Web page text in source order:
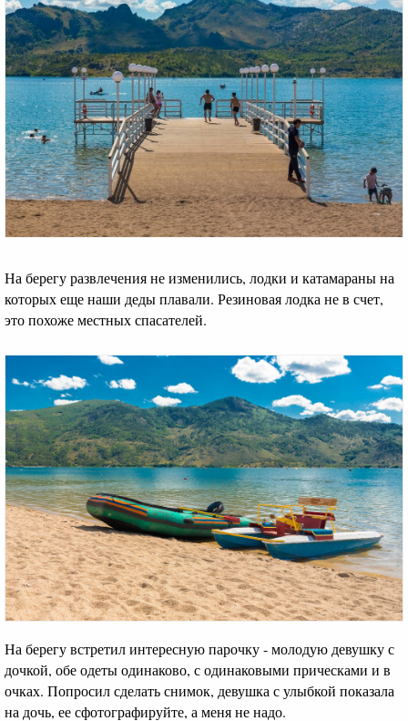
На берегу развлечения не изменились, лодки и катамараны на
которых еще наши деды плавали. Резиновая лодка не в счет,
это похоже местных спасателей.
На берегу встретил интересную парочку - молодую девушку с
дочкой, обе одеты одинаково, с одинаковыми прическами и в
очках. Попросил сделать снимок, девушка с улыбкой показала
на дочь, ее сфотографируйте, а меня не надо.